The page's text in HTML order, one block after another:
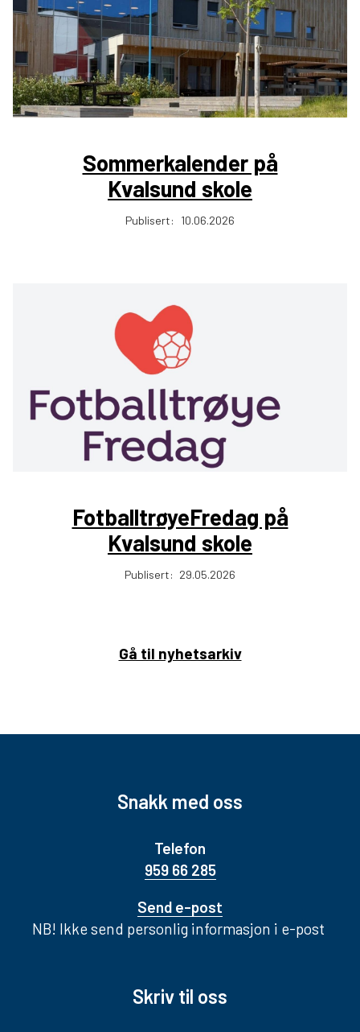
Sommerkalender på
Kvalsund skole
Publisert: 10.06.2026
FotballtrøyeFredag på
Kvalsund skole
Publisert: 29.05.2026
Gå til nyhetsarkiv
Snakk med oss
Telefon
959 66 285
Send e-post
NB! Ikke send personlig informasjon i e-post
Skriv til oss